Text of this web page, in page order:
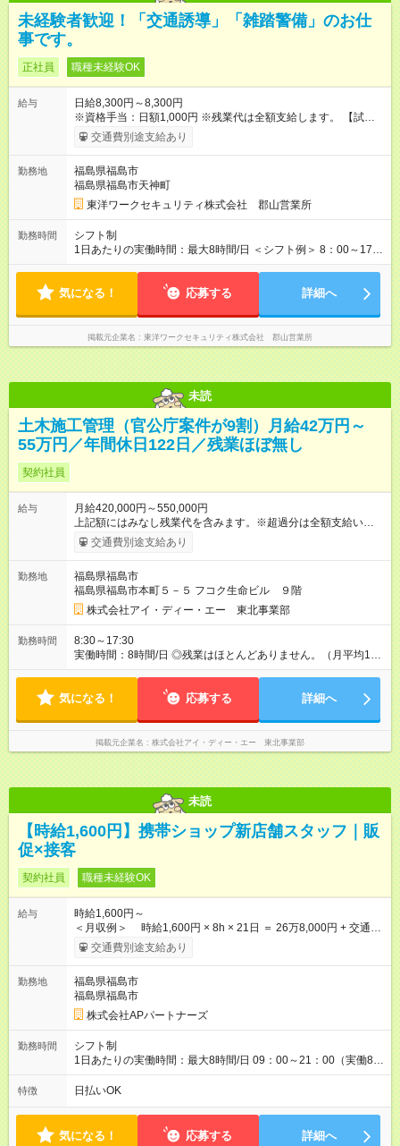
未経験者歓迎！「交通誘導」「雑踏警備」のお仕
事です。
正社員 職種未経験OK
給与
日給8,300円～8,300円
※資格手当：日額1,000円 ※残業代は全額支給します。 【試用期
間】試用期間あり 試用期間の長さ：3ヶ月 雇用形態、給与は本
採用時と同じです。 研修期間は日額8,264円
交通費別途支給あり
勤務地
福島県福島市
福島県福島市天神町
東洋ワークセキュリティ株式会社 郡山営業所
勤務時間
シフト制
1日あたりの実働時間：最大8時間/日 ＜シフト例＞ 8：00～17：
00（実働8時間／休憩1時間） 21：00～6：00（実働8時間／休
気になる！ 応募する 詳細へ
掲載元企業名 東洋ワークセキュリティ株式会社 郡山営業所
未読
土木施工管理（官公庁案件が9割）月給42万円～
55万円／年間休日122日／残業ほぼ無し
契約社員
給与
月給420,000円～550,000円
上記額にはみなし残業代を含みます。※超過分は全額支給いたし
ます。 みなし残業代 79,000円 ～ 103,500円／月 みなし残業時
間 30時間／月 月給42万円～55万円 ※能力や経験などを考慮し
円の固定残業代が含まれています。 ※固定残業代を超える勤務
をした場合は、追加支給します。 ※試用期間は３ヶ月で、その
間の雇用形態は契約社員です。そのほかの条件に変更はありま
せん。 【試用期間】試用期間あり 試用期間の長さ：3ヶ月 雇用
形態、給与は本採用時と同じです。
交通費別途支給あり
勤務地
福島県福島市
福島県福島市本町５－５ フコク生命ビル ９階
株式会社アイ・ディー・エー 東北事業部
勤務時間
8:30～17:30
実働時間：8時間/日 ◎残業はほとんどありません。（月平均15
時間以内）
気になる！ 応募する 詳細へ
掲載元企業名 株式会社アイ・ディー・エー 東北事業部
未読
【時給1,600円】携帯ショップ新店舗スタッフ｜販
促×接客
契約社員 職種未経験OK
給与
時給1,600円～
＜月収例＞ 時給1,600円 × 8h × 21日 ＝ 26万8,000円 + 交通費
etc ※研修期間(3～7日間)は時給1,038円です。 ※試用期間は2週
間で、その間の雇用形態や条件に変更はありません。 株式会社
です。 【試用期間】試用期間あり 試用期間の長さ：2週間 雇用
形態、給与は本採用時と同じです。
交通費別途支給あり
勤務地
福島県福島市
福島県福島市
株式会社APパートナーズ
勤務時間
シフト制
1日あたりの実働時間：最大8時間/日 09：00～21：00（実働8時
間） シフト例：10：00～19：00、11：00～20：00 etc ※店舗
により異なる場合があります。
特徴 日払いOK
気になる！ 応募する 詳細へ